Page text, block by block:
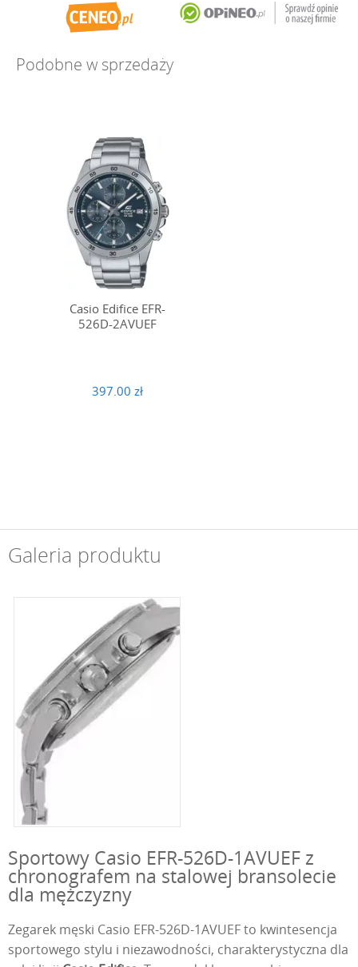
Podobne w sprzedaży
Casio Edifice EFR-
526D-2AVUEF
397.00 zł
Galeria produktu
Sportowy Casio EFR-526D-1AVUEF z
chronografem na stalowej bransolecie
dla mężczyzny
Zegarek męski Casio EFR-526D-1AVUEF to kwintesencja
sportowego stylu i niezawodności, charakterystyczna dla